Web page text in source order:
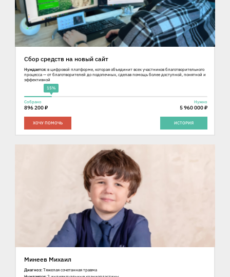
Сбор средств на новый сайт
Нуждается: в цифровой платформе, которая объединит всех участников благотворительного
процесса — от благотворителей до подопечных, сделав помощь более доступной, понятной и
эффективной
15%
Собрано
896 200 ₽
Нужно
5 960 000 ₽
ХОЧУ ПОМОЧЬ ИСТОРИЯ
Минеев Михаил
Диагноз: Тяжелая сочетанная травма